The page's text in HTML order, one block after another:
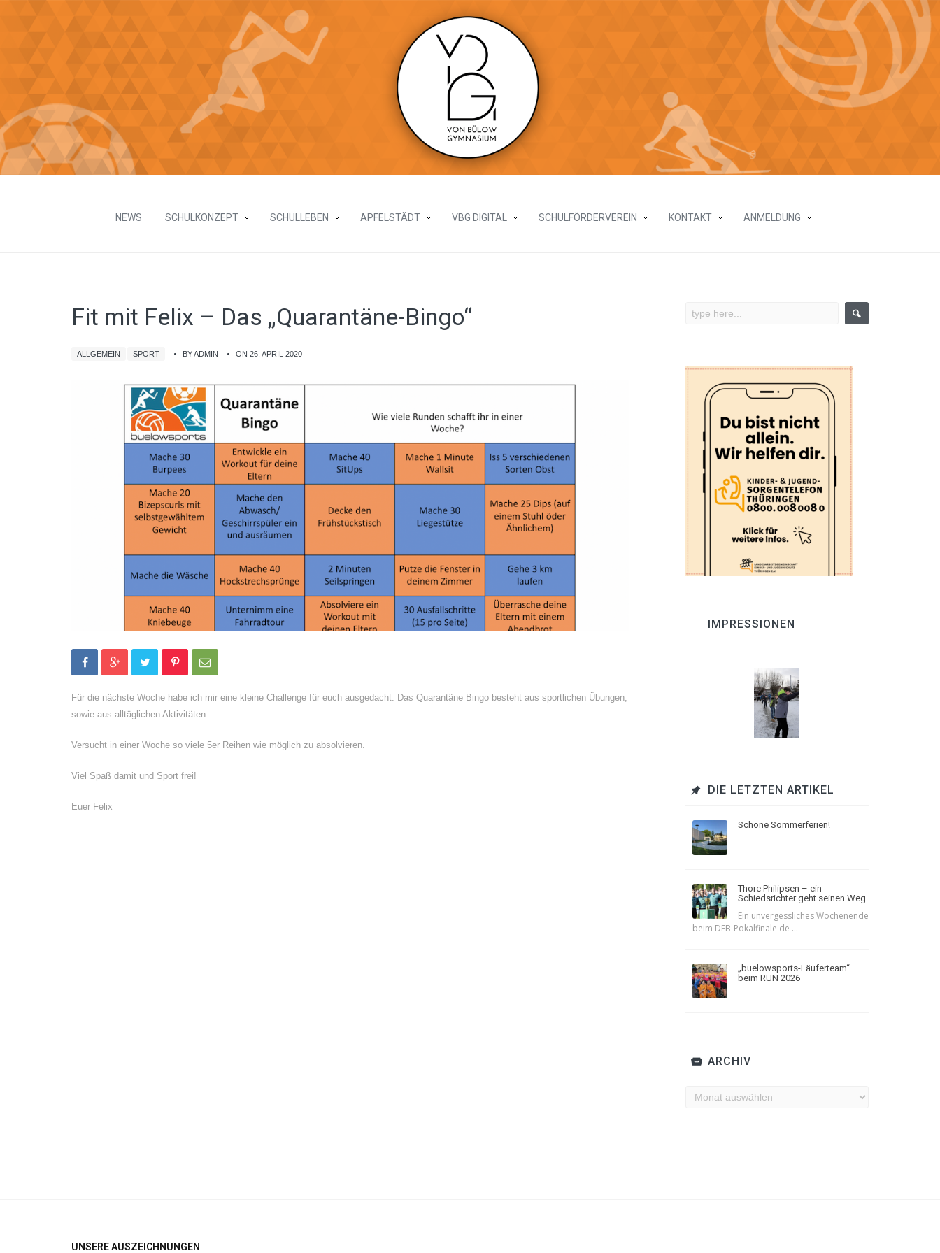
NEWS SCHULKONZEPT SCHULLEBEN APFELSTÄDT VBG DIGITAL SCHULFÖRDERVEREIN KONTAKT ANMELDUNG
Fit mit Felix – Das „Quarantäne-Bingo“
ALLGEMEIN SPORT BY ADMIN ON 26. APRIL 2020
Für die nächste Woche habe ich mir eine kleine Challenge für euch ausgedacht. Das Quarantäne Bingo besteht aus sportlichen Übungen,
sowie aus alltäglichen Aktivitäten.
Versucht in einer Woche so viele 5er Reihen wie möglich zu absolvieren.
Viel Spaß damit und Sport frei!
Euer Felix
IMPRESSIONEN
DIE LETZTEN ARTIKEL
Schöne Sommerferien!
Thore Philipsen – ein
Schiedsrichter geht seinen Weg
Ein unvergessliches Wochenende
beim DFB-Pokalfinale de ...
„buelowsports-Läuferteam“
beim RUN 2026
ARCHIV
Archiv
UNSERE AUSZEICHNUNGEN